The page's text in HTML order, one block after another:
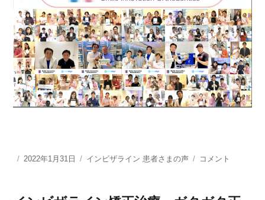
投
2022年1月31日
カ
リ
インビザライン 患者さまの声
お
様
コメント